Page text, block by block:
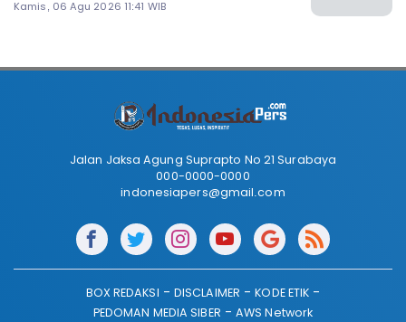
Kamis, 06 Agu 2026 11:41 WIB
Jalan Jaksa Agung Suprapto No 21 Surabaya
000-0000-0000
indonesiapers@gmail.com
BOX REDAKSI DISCLAIMER
KODE ETIK
PEDOMAN MEDIA SIBER
AWS Network